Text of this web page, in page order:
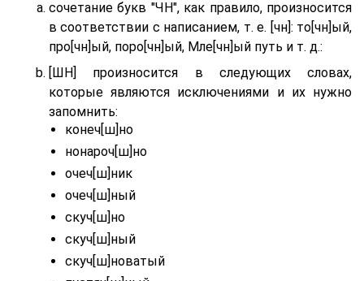
сочетание букв "ЧН", как правило, произносится
в соответствии с написанием, т. е. [чн]: то[чн]ый,
про[чн]ый, поро[чн]ый, Мле[чн]ый путь и т. д.:
[ШН] произносится в следующих словах,
которые являются исключениями и их нужно
запомнить:
конеч[ш]но
нонароч[ш]но
очеч[ш]ник
очеч[ш]ный
скуч[ш]но
скуч[ш]ный
скуч[ш]новатый